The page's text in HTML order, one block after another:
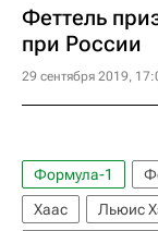
Феттель
при России
29 сентября 2019,
Формула-1
Хаас
Льюис